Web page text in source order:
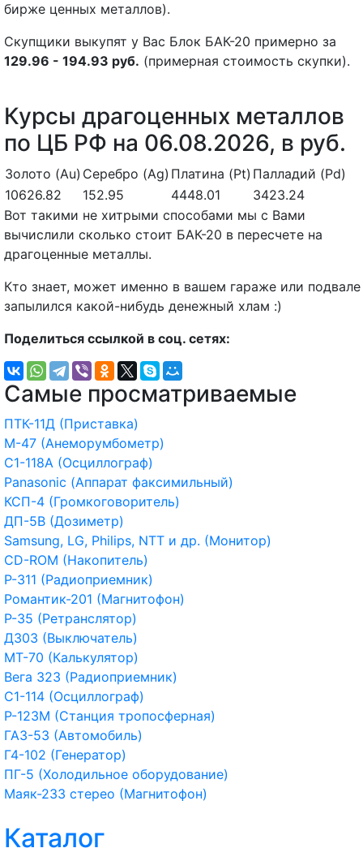
бирже ценных металлов).
Скупщики выкупят у Вас Блок БАК-20 примерно за
129.96 - 194.93 руб. (примерная стоимость скупки).
Курсы драгоценных металлов
по ЦБ РФ на 06.08.2026, в руб.
Золото (Au) Серебро (Ag) Платина (Pt) Палладий (Pd)
10626.82
152.95 4448.01
3423.24
Вот такими не хитрыми способами мы с Вами
вычислили сколько стоит БАК-20 в пересчете на
драгоценные металлы.
Кто знает, может именно в вашем гараже или подвале
запылился какой-нибудь денежный хлам :)
Поделиться ссылкой в соц. сетях:
Самые просматриваемые
ПТК-11Д (Приставка)
М-47 (Анеморумбометр)
С1-118А (Осциллограф)
Panasonic (Аппарат факсимильный)
КСП-4 (Громкоговоритель)
ДП-5В (Дозиметр)
Samsung, LG, Philips, NTT и др. (Монитор)
CD-ROM (Накопитель)
Р-311 (Радиоприемник)
Романтик-201 (Магнитофон)
Р-35 (Ретранслятор)
Д303 (Выключатель)
МТ-70 (Калькулятор)
Вега 323 (Радиоприемник)
С1-114 (Осциллограф)
Р-123М (Станция тропосферная)
ГАЗ-53 (Автомобиль)
Г4-102 (Генератор)
ПГ-5 (Холодильное оборудование)
Маяк-233 стерео (Магнитофон)
Каталог